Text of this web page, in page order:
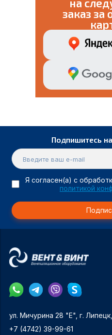
на
заказ за
Подпишитесь
Я согласен(а) с
политикой
ул. Мичурина 28 "Е", г. Липецк,
+7 (4742) 39-99-61